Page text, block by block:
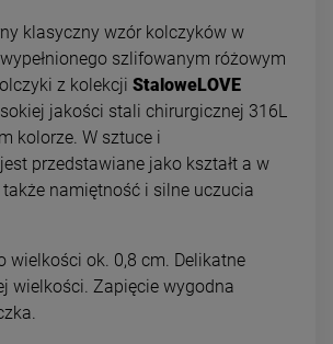
klasyczny wzór kolczyków w
szlifowanym różowym
z kolekcji StaloweLOVE
jakości stali chirurgicznej 316L
kolorze. W sztuce i
jest przedstawiane jako kształt a w
namiętność i silne uczucia
wielkości ok. 0,8 cm. Delikatne
wielkości. Zapięcie wygodna